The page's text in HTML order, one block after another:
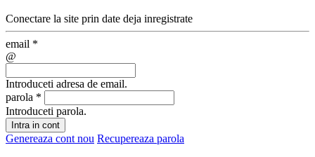
Conectare la site prin date deja inregistrate
email *
@
Introduceti adresa de email.
parola *
Introduceti parola.
Intra in cont
Genereaza cont nou Recupereaza parola